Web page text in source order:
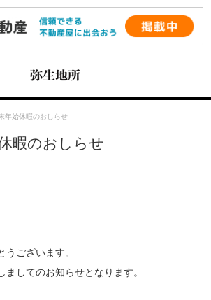
年始休暇のおしらせ
暇のおしらせ
うございます。
ましてのお知らせとなります。